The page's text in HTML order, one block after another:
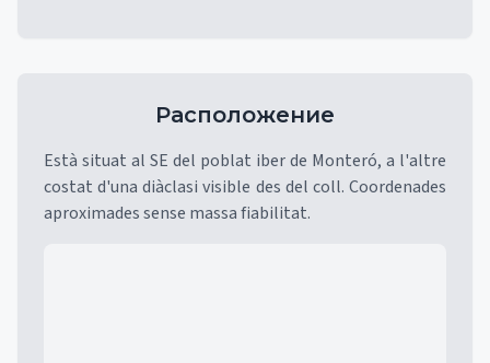
Расположение
Està situat al SE del poblat iber de Monteró, a l'altre
costat d'una diàclasi visible des del coll. Coordenades
aproximades sense massa fiabilitat.